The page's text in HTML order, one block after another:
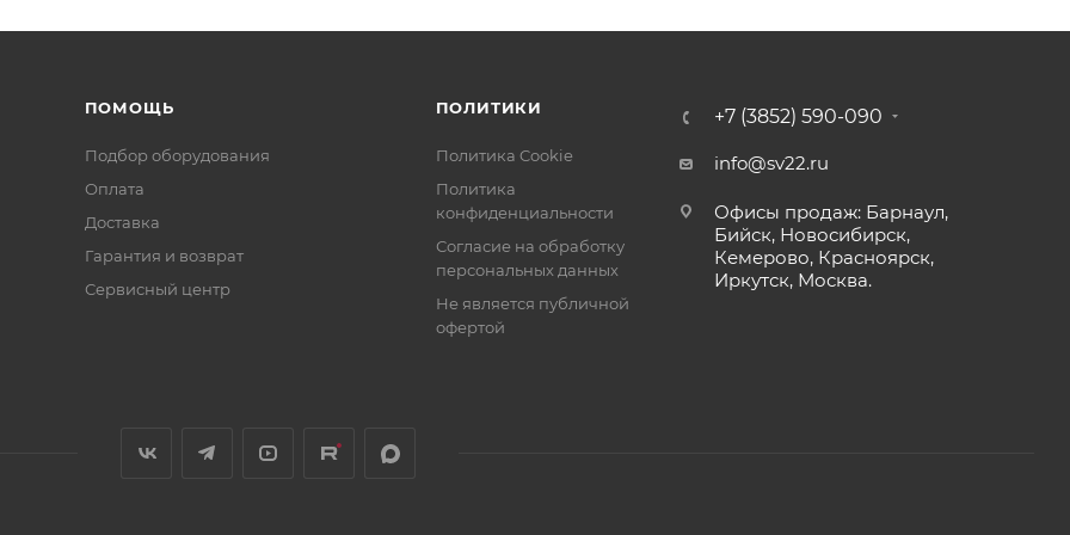
ПОМОЩЬ
Подбор оборудования
Оплата
Доставка
Гарантия и возврат
Сервисный центр
ПОЛИТИКИ
Политика Cookie
Политика
конфиденциальности
Согласие на обработку
персональных данных
Не является публичной
офертой
+7 (3852) 590-090
info@sv22.ru
Офисы продаж: Барнаул,
Бийск, Новосибирск,
Кемерово, Красноярск,
Иркутск, Москва.